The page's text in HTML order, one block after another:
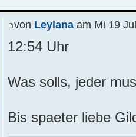
von Leylanaam Mi 19
12:54 Uhr
Was solls, jeder
Bis spaeter liebe